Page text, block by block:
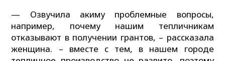
— Озвучила акиму проблемные вопросы,
например, почему нашим тепличникам
отказывают в получении грантов, – рассказала
женщина. – вместе с тем, в нашем городе